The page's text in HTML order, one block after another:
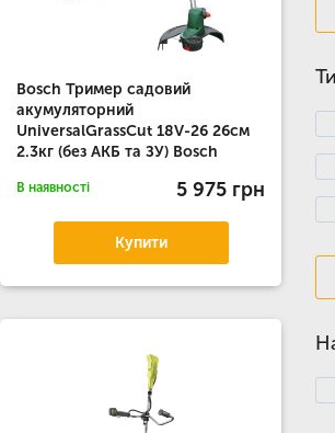
Bosch Тример садовий
акумуляторний
UniversalGrassCut 18V-26 26см
2.3кг (без АКБ та ЗУ) Bosch
В наявності 5 975 грн
Купити